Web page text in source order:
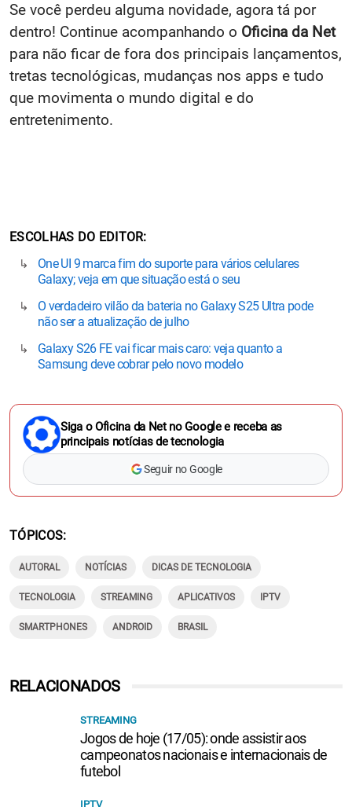
Se você perdeu alguma novidade, agora tá por
dentro! Continue acompanhando o Oficina da Net
para não ficar de fora dos principais lançamentos,
tretas tecnológicas, mudanças nos apps e tudo
que movimenta o mundo digital e do
entretenimento.
ESCOLHAS DO EDITOR
One UI 9 marca fim do suporte para vários celulares
Galaxy; veja em que situação está o seu
O verdadeiro vilão da bateria no Galaxy S25 Ultra pode
não ser a atualização de julho
Galaxy S26 FE vai ficar mais caro: veja quanto a
Samsung deve cobrar pelo novo modelo
Siga o Oficina da Net no Google e receba as
principais notícias de tecnologia
Seguir no Google
TÓPICOS
AUTORAL NOTÍCIAS DICAS DE TECNOLOGIA
TECNOLOGIA STREAMING APLICATIVOS IPTV
SMARTPHONES ANDROID BRASIL
RELACIONADOS
STREAMING
Jogos de hoje (17/05): onde assistir aos
campeonatos nacionais e internacionais de
futebol
IPTV